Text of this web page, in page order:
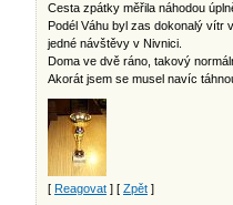
Cesta zpátky měřila náhodou
Podél Váhu byl zas dokonalý vítr
jedné návštěvy v Nivnici.
Doma ve dvě ráno, takový
Akorát jsem se musel navíc
[ Reagovat ] [ Zpět ]